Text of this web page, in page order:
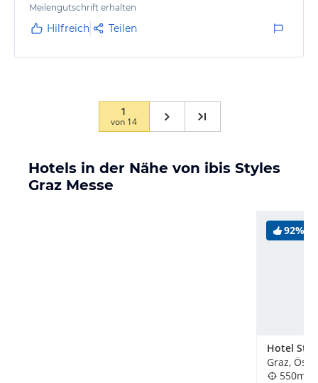
und trug zu einem angenehmen Aufenthalt bei.
Meilengutschrift erhalten
Hilfreich Teilen
1
von 14
Hotels in der Nähe von ibis Styles
Graz Messe
92%
Hotel
Graz,
550m